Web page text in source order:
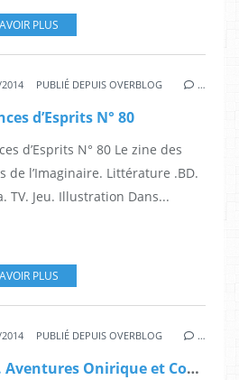
PLUS
TV,SCIENCE-FICTION,SÉRIE TV, JEUX
PUBLIÉ DEPUIS OVERBLOG …
d’Esprits N° 80
d’Esprits N° 80 Le zine des
de l’Imaginaire. Littérature .BD.
TV. Jeu. Illustration Dans...
PLUS
,LITTERATURE,HORREUR ,
PUBLIÉ DEPUIS OVERBLOG …
A.O.C. Aventures Onirique et Compagnie N° 33